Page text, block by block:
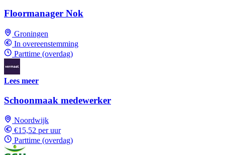
Floormanager Nok
Groningen
In overeenstemming
Parttime (overdag)
Lees meer
Schoonmaak medewerker
Noordwijk
€15,52 per uur
Parttime (overdag)